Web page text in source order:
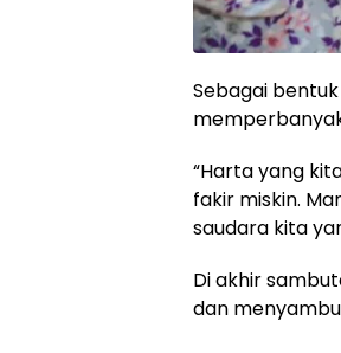
Sebagai
“Harta yang
fakir miskin.
saudara kita
Di akhir
dan